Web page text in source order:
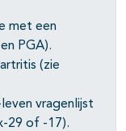
met een
PGA).
(zie
vragenlijst
29 of -17).